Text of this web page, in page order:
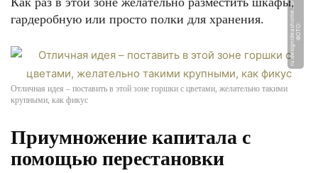
гардеробную или просто полки для хранения.
Ф
О
Т
О:
r
u.
d
e
si
g
ni
d
e
a
s
h
o
m
e.
c
o
m
Отличная идея – поставить в этой зоне горшки с цветами, желательно такими
крупными, как фикус
Приумножение капитала с
помощью перестановки